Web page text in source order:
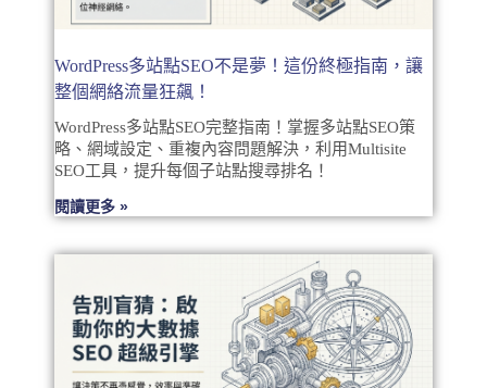
WordPress多站點SEO不是夢！這份終極指南，讓
整個網絡流量狂飆！
WordPress多站點SEO完整指南！掌握多站點SEO策
略、網域設定、重複內容問題解決，利用Multisite
SEO工具，提升每個子站點搜尋排名！
閱讀更多 »